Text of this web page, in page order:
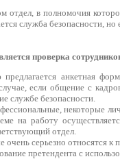
в полномочия
служба безопасности,
проверка
анкетная
если общение с
службе безопасности.
некоторые
на работу
отдел.
серьезно относятся
претендента с